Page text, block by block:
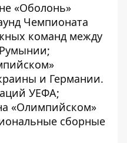
«Оболонь»
Чемпионата
команд между
и Германии.
УЕФА;
«Олимпийском»
сборные